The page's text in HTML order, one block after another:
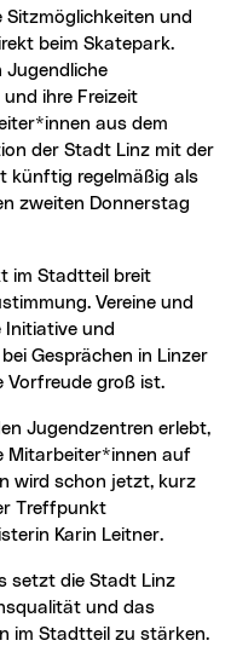
beim Skatepark.
Jugendliche
ihre Freizeit
aus dem
der Stadt Linz mit der
künftig regelmäßig als
zweiten Donnerstag
Vereine und
Initiative und
Gesprächen in Linzer
Vorfreude groß ist.
Mitarbeiter*innen auf
wird schon jetzt, kurz
Treffpunkt
Karin Leitner.
und das
im Stadtteil zu stärken.